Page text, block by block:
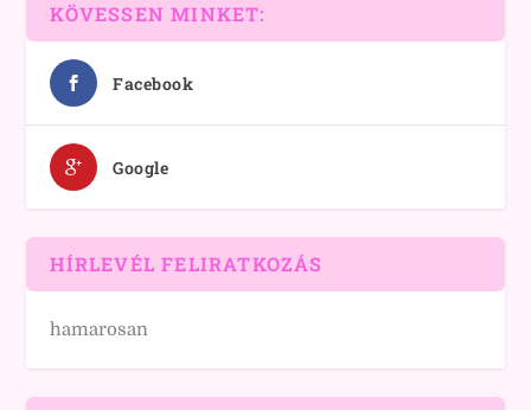
KÖVESSEN MINKET:
Facebook
Google
HÍRLEVÉL FELIRATKOZÁS
hamarosan